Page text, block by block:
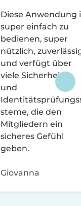
Diese Anwendung
super einfach zu
bedienen, super
nützlich,
und verfügt über
viele Sicherheits-
und
steme, die den
Mitgliedern ein
sicheres Gefühl
geben.
Giovanna